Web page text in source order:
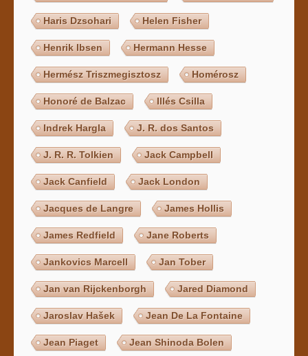
Haris Dzsohari Helen Fisher
Henrik Ibsen Hermann Hesse
Hermész Triszmegisztosz Homérosz
Honoré de Balzac Illés Csilla
Indrek Hargla J. R. dos Santos
J. R. R. Tolkien Jack Campbell
Jack Canfield Jack London
Jacques de Langre James Hollis
James Redfield Jane Roberts
Jankovics Marcell Jan Tober
Jan van Rijckenborgh Jared Diamond
Jaroslav Hašek Jean De La Fontaine
Jean Piaget Jean Shinoda Bolen